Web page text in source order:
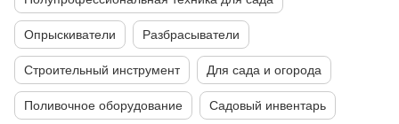
Опрыскиватели Разбрасыватели
Строительный инструмент Для сада и огорода
Поливочное оборудование Садовый инвентарь